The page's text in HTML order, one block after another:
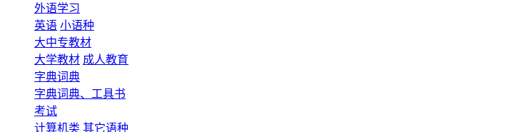
外语学习
英语 小语种
大中专教材
大学教材 成人教育
字典词典
字典词典、工具书
考试
计算机类 其它语种